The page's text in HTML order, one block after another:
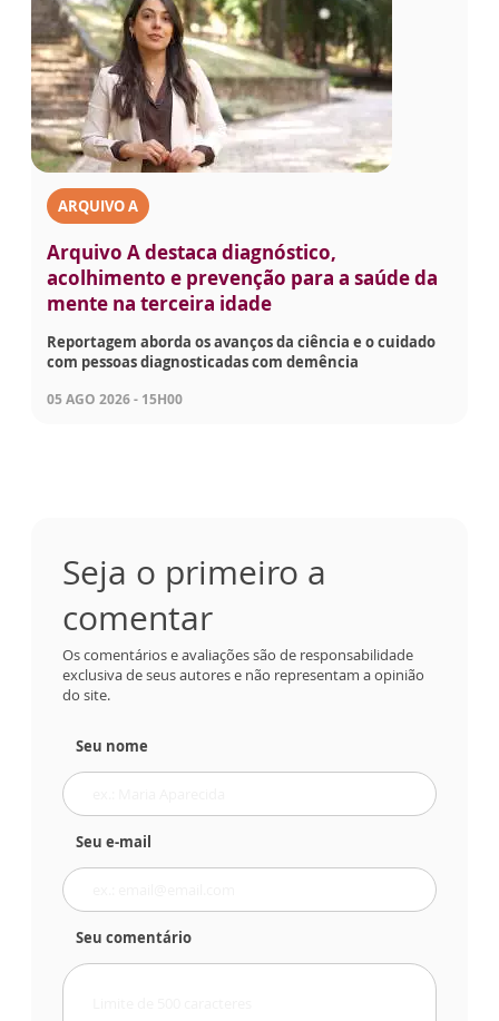
ARQUIVO A
Arquivo A destaca diagnóstico,
acolhimento e prevenção para a saúde da
mente na terceira idade
Reportagem aborda os avanços da ciência e o cuidado
com pessoas diagnosticadas com demência
05 AGO 2026 - 15H00
Seja o primeiro a
comentar
Os comentários e avaliações são de responsabilidade
exclusiva de seus autores e não representam a opinião
do site.
Seu nome
Seu e-mail
Seu comentário